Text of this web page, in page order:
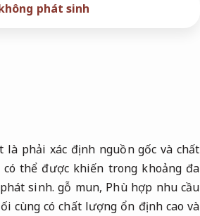
phát sinh
là phải xác định nguồn gốc và chất
thể được khiến trong khoảng đa
sinh. gỗ mun, Phù hợp nhu cầu
cùng có chất lượng ổn định cao và